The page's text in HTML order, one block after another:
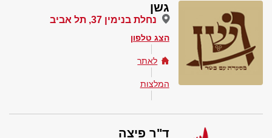
גשן
נחלת בנימין 37, תל אביב
הצג טלפון
לאתר
המלצות
ד"ר פיצה